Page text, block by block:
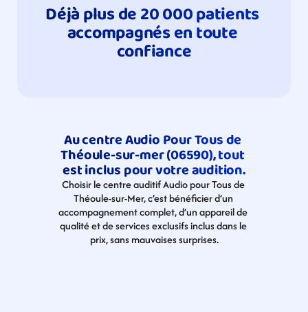
Déjà plus de 20 000 patients
accompagnés en toute
confiance
Au centre Audio Pour Tous de
Théoule-sur-mer (06590), tout
est inclus pour votre audition.
Choisir le centre auditif Audio pour Tous de
Théoule-sur-Mer, c’est bénéficier d’un
accompagnement complet, d’un appareil de
qualité et de services exclusifs inclus dans le
prix, sans mauvaises surprises.